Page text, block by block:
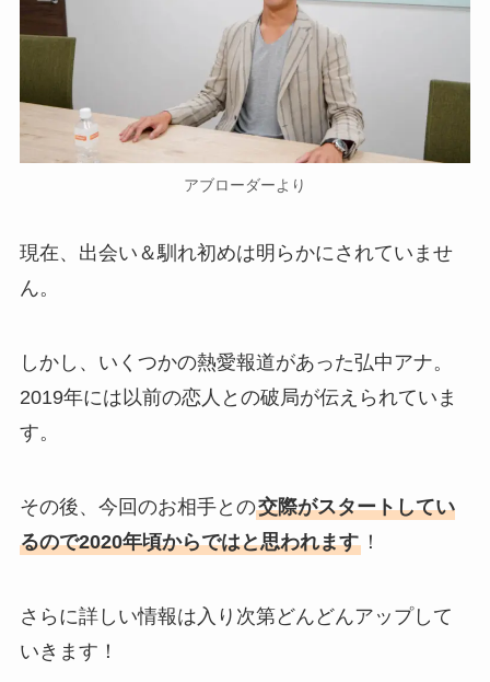
アブローダーより
現在、出会い＆馴れ初めは明らかにされていませ
ん。
しかし、いくつかの熱愛報道があった弘中アナ。
2019年には以前の恋人との破局が伝えられていま
す。
その後、今回のお相手との交際がスタートしてい
るので2020年頃からではと思われます！
さらに詳しい情報は入り次第どんどんアップして
いきます！